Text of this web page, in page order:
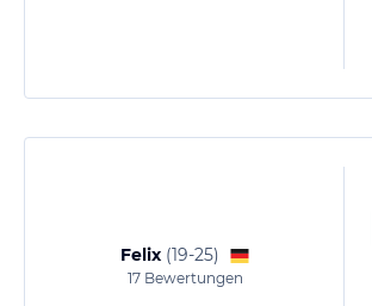
Felix (19-25)
17Bewertungen